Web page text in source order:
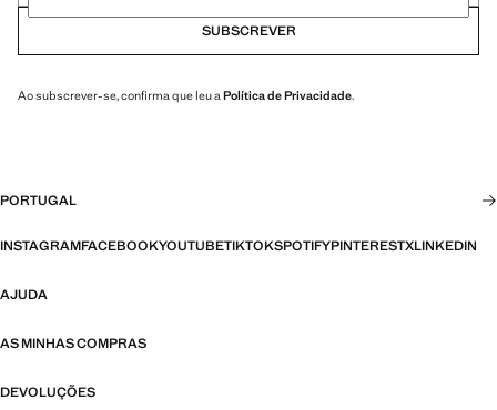
SUBSCREVER
Ao subscrever-se, confirma que leu a Política de Privacidade.
PORTUGAL
INSTAGRAMFACEBOOKYOUTUBETIKTOKSPOTIFYPINTERESTXLINKEDIN
AJUDA
AS MINHAS COMPRAS
DEVOLUÇÕES